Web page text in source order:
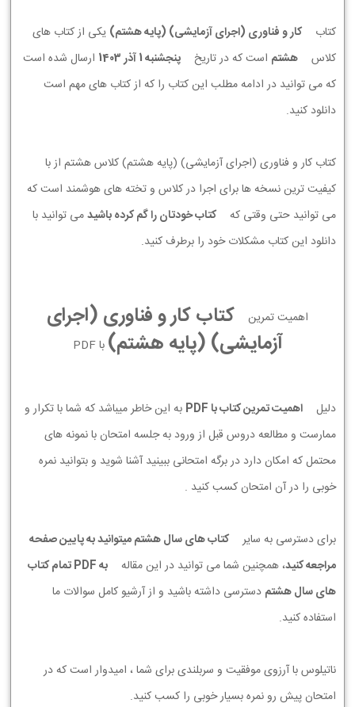
کتاب کار و فناوری (اجرای آزمایشی) (پایه هشتم) یکی از کتاب های
کلاس
هشتم است که در تاریخ پنجشنبه 1 آذر 1403
ارسال شده است
که می توانید در ادامه مطلب این کتاب را که از کتاب های مهم است
دانلود کنید.
کتاب کار و فناوری (اجرای آزمایشی) (پایه هشتم) کلاس هشتم از با
کیفیت ترین نسخه ها برای اجرا در کلاس و تخته های هوشمند است که
می توانید حتی وقتی که
کتاب خودتان را گم کرده باشیدمی توانید با
دانلود این کتاب مشکلات خود را برطرف کنید.
اهمیت تمرین
کتاب کار و فناوری (اجرای
آزمایشی) (پایه هشتم) با PDF
دلیل اهمیت تمرین کتاب با PDF
به این خاطر میباشد که شما با تکرار و
ممارست و مطالعه دروس قبل از ورود به جلسه امتحان با نمونه های
محتمل که امکان دارد در برگه امتحانی ببینید آشنا شوید و بتوانید نمره
خوبی را در آن امتحان کسب کنید .
برای دسترسی به سایر
کتاب های سال هشتم میتوانید به پایین صفحه
مراجعه کنید، همچنین شما می توانید در این مقاله
به PDF تمام کتاب
های سال هشتم دسترسی داشته باشید و از آرشیو کامل سوالات ما
استفاده کنید.
ناتیلوس با آرزوی موفقیت و سربلندی برای شما ، امیدوار است که در
امتحان پیش رو نمره بسیار خوبی را کسب کنید.